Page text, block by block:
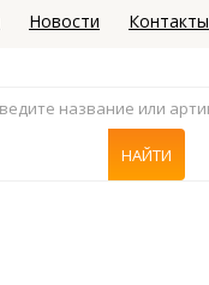
Новости Контакты